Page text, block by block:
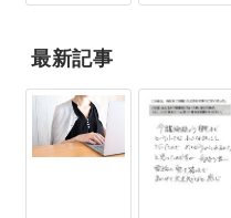
最新記事